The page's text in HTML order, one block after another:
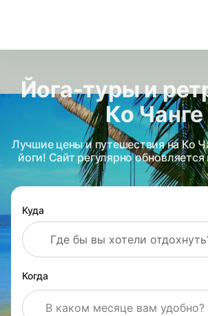
Йога-туры и
Ко Чанге
Лучшие цены и путешествия на Ко
йоги! Сайт регулярно
Куда
Когда
В каком месяце вам удобно?